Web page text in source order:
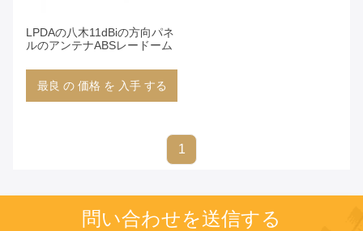
LPDAの八木11dBiの方向パネ
ルのアンテナABSレードーム
最良 の 価格 を 入手 する
1
問い合わせを送信する